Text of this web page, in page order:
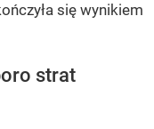
się wynikiem
strat